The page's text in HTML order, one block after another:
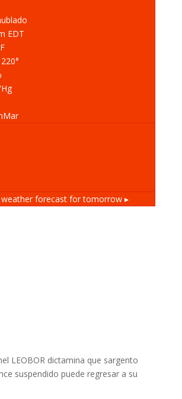
EDT
220°
Mar
weather forecast for tomorrow ▸
LEOBOR dictamina que sargento
suspendido puede regresar a su